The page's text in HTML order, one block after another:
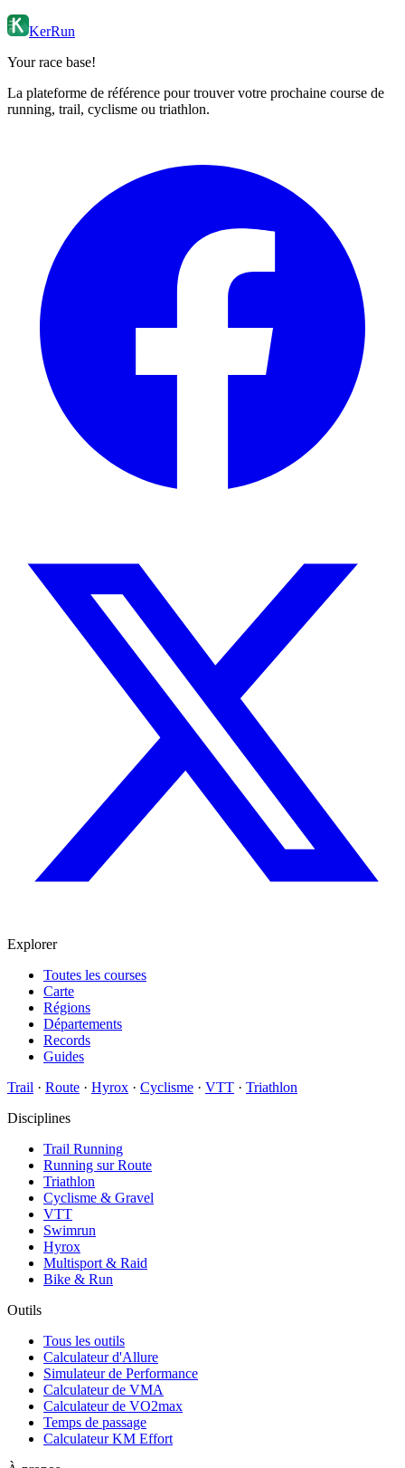
KerRun
Your race base!
La plateforme de référence pour trouver votre prochaine course de
running, trail, cyclisme ou triathlon.
Explorer
Toutes les courses
Carte
Régions
Départements
Records
Guides
Trail · Route · Hyrox · Cyclisme · VTT · Triathlon
Disciplines
Trail Running
Running sur Route
Triathlon
Cyclisme & Gravel
VTT
Swimrun
Hyrox
Multisport & Raid
Bike & Run
Outils
Tous les outils
Calculateur d'Allure
Simulateur de Performance
Calculateur de VMA
Calculateur de VO2max
Temps de passage
Calculateur KM Effort